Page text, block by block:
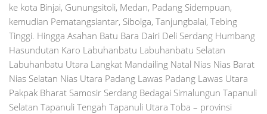
ke kota Binjai, Gunungsitoli, Medan, Padang Sidempuan,
kemudian Pematangsiantar, Sibolga, Tanjungbalai, Tebing
Tinggi. Hingga Asahan Batu Bara Dairi Deli Serdang Humbang
Hasundutan Karo Labuhanbatu Labuhanbatu Selatan
Labuhanbatu Utara Langkat Mandailing Natal Nias Nias Barat
Nias Selatan Nias Utara Padang Lawas Padang Lawas Utara
Pakpak Bharat Samosir Serdang Bedagai Simalungun Tapanuli
Selatan Tapanuli Tengah Tapanuli Utara Toba – provinsi